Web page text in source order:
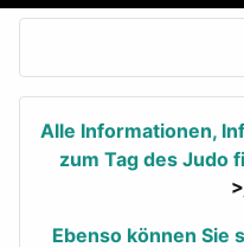
Alle Informationen,
zum Tag des Judo
>
Ebenso können Sie